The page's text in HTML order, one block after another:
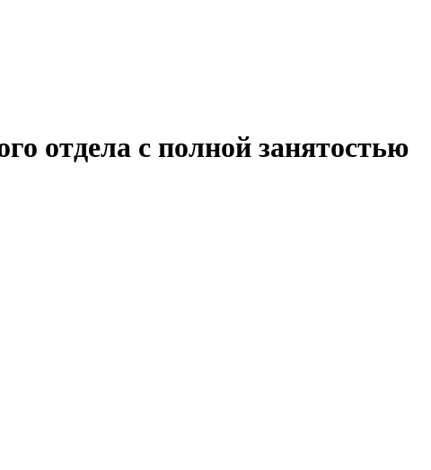
отдела с полной занятостью